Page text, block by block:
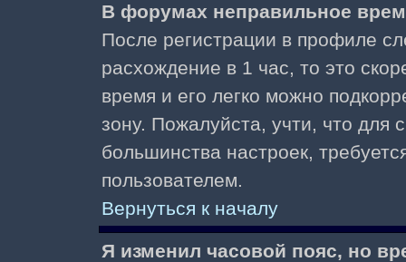
В форумах неправильное
После регистрации в профиле
расхождение в 1 час, то это
время и его легко можно
зону. Пожалуйста, учти, что для
большинства настроек,
пользователем.
Вернуться к началу
Я изменил часовой пояс, но